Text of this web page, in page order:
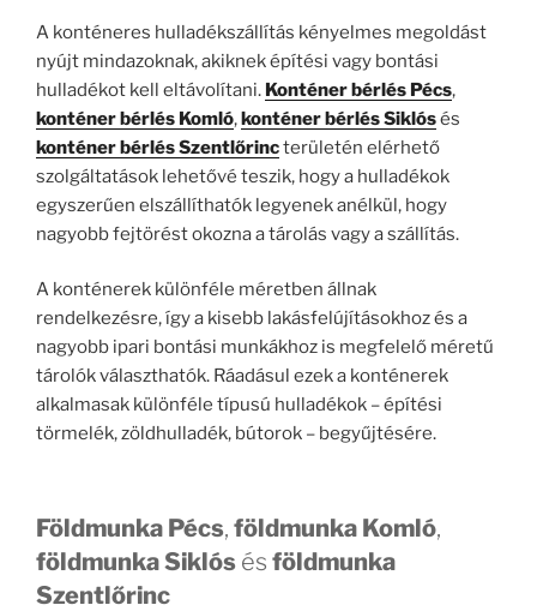
A konténeres hulladékszállítás kényelmes megoldást
nyújt mindazoknak, akiknek építési vagy bontási
hulladékot kell eltávolítani. Konténer bérlés Pécs,
konténer bérlés Komló,konténer bérlés Siklósés
konténer bérlés Szentlőrincterületén elérhető
szolgáltatások lehetővé teszik, hogy a hulladékok
egyszerűen elszállíthatók legyenek anélkül, hogy
nagyobb fejtörést okozna a tárolás vagy a szállítás.
A konténerek különféle méretben állnak
rendelkezésre, így a kisebb lakásfelújításokhoz és a
nagyobb ipari bontási munkákhoz is megfelelő méretű
tárolók választhatók. Ráadásul ezek a konténerek
alkalmasak különféle típusú hulladékok – építési
törmelék, zöldhulladék, bútorok – begyűjtésére.
Földmunka Pécs, földmunka Komló,
földmunka Siklós és földmunka
Szentlőrinc